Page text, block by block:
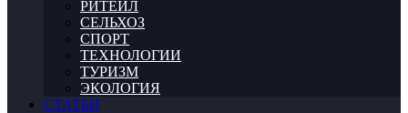
РИТЕЙЛ
СЕЛЬХОЗ
СПОРТ
ТЕХНОЛОГИИ
ТУРИЗМ
ЭКОЛОГИЯ
СТАТЬИ